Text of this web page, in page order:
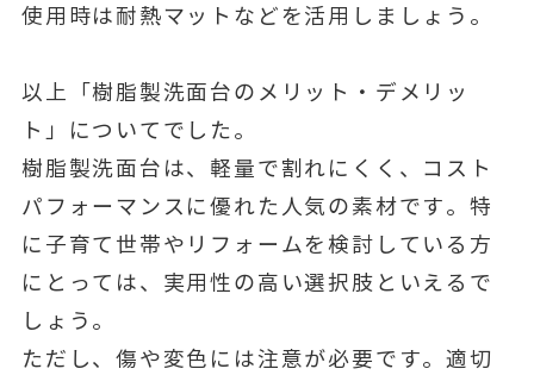
使用時は耐熱マットなどを活用しましょう。
以上「樹脂製洗面台のメリット・デメリッ
ト」についてでした。
樹脂製洗面台は、軽量で割れにくく、コスト
パフォーマンスに優れた人気の素材です。特
に子育て世帯やリフォームを検討している方
にとっては、実用性の高い選択肢といえるで
しょう。
ただし、傷や変色には注意が必要です。適切